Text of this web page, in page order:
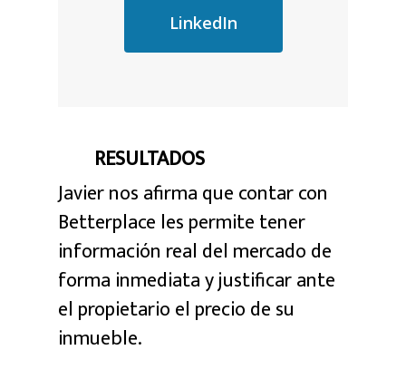
LinkedIn
RESULTADOS
Javier nos afirma que contar con
Betterplace les permite tener
información real del mercado de
forma inmediata y justificar ante
el propietario el precio de su
inmueble.